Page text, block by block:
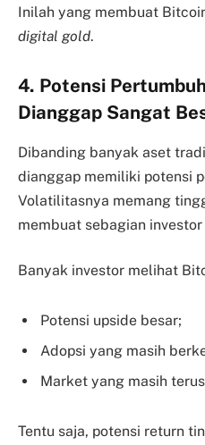
Inilah yang membuat
digital gold.
4. Potensi
Dianggap Sangat
Dibanding banyak aset
dianggap memiliki potensi
Volatilitasnya memang
membuat sebagian
Banyak investor melihat
Potensi upside besar;
Adopsi yang masih
Market yang masih
Tentu saja, potensi return